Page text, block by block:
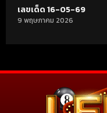
เลขเด็ด 16-05-69
9 พฤษภาคม 2026